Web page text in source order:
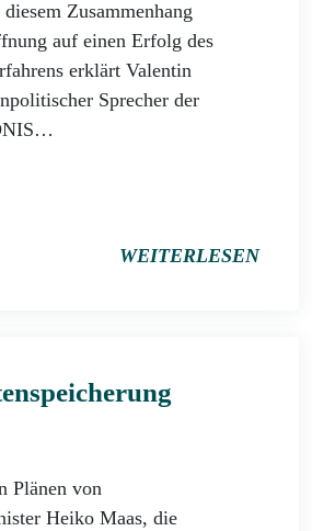
Zusammenhang
auf einen Erfolg des
erklärt Valentin
Sprecher der
WEITERLESEN
Plänen von
Heiko Maas, die